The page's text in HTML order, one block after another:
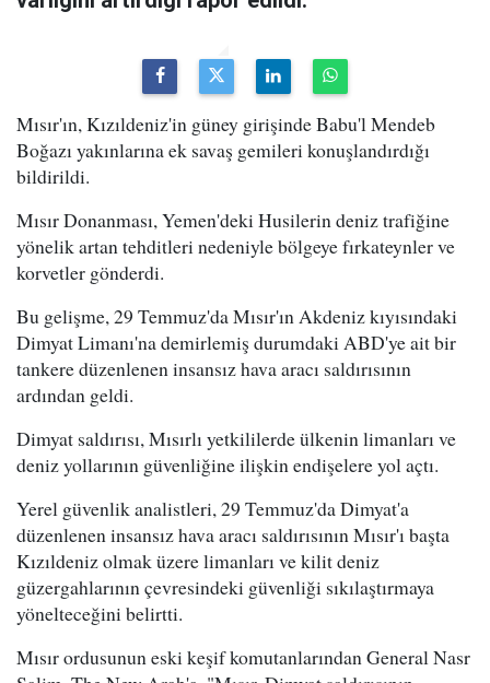
Mısır'ın, Kızıldeniz'in güney girişinde Babu'l Mendeb
Boğazı yakınlarına ek savaş gemileri konuşlandırdığı
bildirildi.
Mısır Donanması, Yemen'deki Husilerin deniz trafiğine
yönelik artan tehditleri nedeniyle bölgeye fırkateynler ve
korvetler gönderdi.
Bu gelişme, 29 Temmuz'da Mısır'ın Akdeniz kıyısındaki
Dimyat Limanı'na demirlemiş durumdaki ABD'ye ait bir
tankere düzenlenen insansız hava aracı saldırısının
ardından geldi.
Dimyat saldırısı, Mısırlı yetkililerde ülkenin limanları ve
deniz yollarının güvenliğine ilişkin endişelere yol açtı.
Yerel güvenlik analistleri, 29 Temmuz'da Dimyat'a
düzenlenen insansız hava aracı saldırısının Mısır'ı başta
Kızıldeniz olmak üzere limanları ve kilit deniz
güzergahlarının çevresindeki güvenliği sıkılaştırmaya
yönelteceğini belirtti.
Mısır ordusunun eski keşif komutanlarından General Nasr